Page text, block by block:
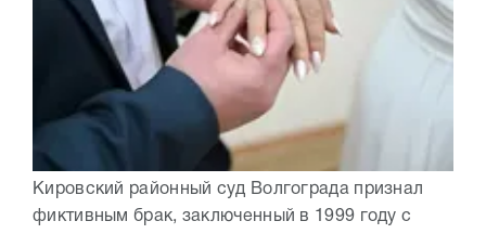
Кировский районный суд Волгограда признал
фиктивным брак, заключенный в 1999 году с